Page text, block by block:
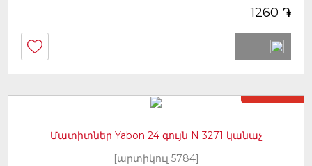
1260 ֏
Մատիտներ Yabon 24 գույն N 3271 կանաչ
[արտիկուլ 5784]